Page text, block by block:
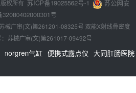
权所有 苏ICP备19025562号-1
苏公网安
32080402000301号
械广审(文)第261201-08325号 双能X射线骨密度
苏械广审(文)第261017-09492号
norgren气缸 便携式露点仪 大同肛肠医院